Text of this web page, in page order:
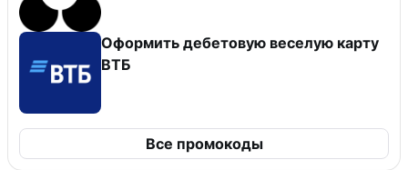
Оформить дебетовую веселую карту
ВТБ
Все промокоды